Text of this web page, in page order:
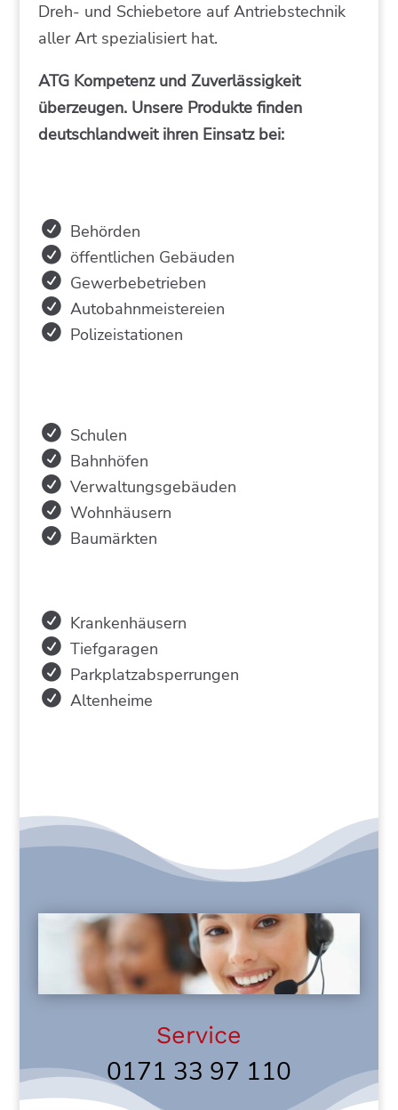
Dreh- und Schiebetore auf Antriebstechnik
aller Art spezialisiert hat.
ATG Kompetenz und Zuverlässigkeit
überzeugen. Unsere Produkte finden
deutschlandweit ihren Einsatz bei:
Behörden
öffentlichen Gebäuden
Gewerbebetrieben
Autobahnmeistereien
Polizeistationen
Schulen
Bahnhöfen
Verwaltungsgebäuden
Wohnhäusern
Baumärkten
Krankenhäusern
Tiefgaragen
Parkplatzabsperrungen
Altenheime
Service
0171 33 97 110